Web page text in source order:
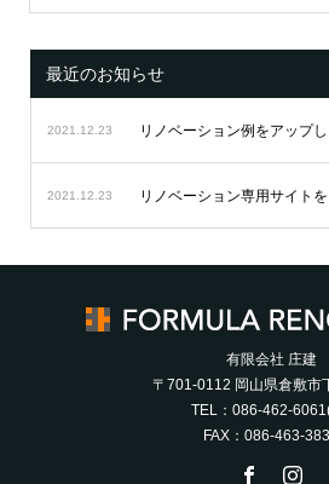
最近のお知らせ
2021.12.23 リノベーション例をアップし
2021.12.23 リノベーション専用サイト
有限会社 庄建
〒701-0112 岡山県倉敷市
TEL：086-462-
FAX：086-463-